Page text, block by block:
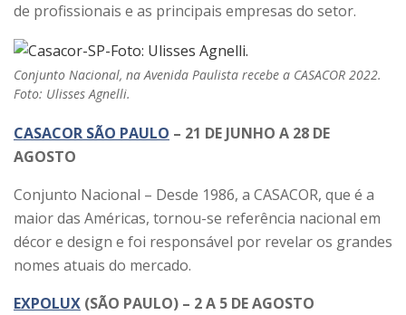
de profissionais e as principais empresas do setor.
Conjunto Nacional, na Avenida Paulista recebe a CASACOR 2022.
Foto: Ulisses Agnelli.
CASACOR SÃO PAULO – 21 DE JUNHO A 28 DE
AGOSTO
Conjunto Nacional – Desde 1986, a CASACOR, que é a
maior das Américas, tornou-se referência nacional em
décor e design e foi responsável por revelar os grandes
nomes atuais do mercado.
EXPOLUX (SÃO PAULO) – 2 A 5 DE AGOSTO